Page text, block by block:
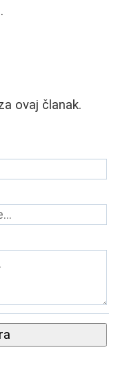
ovaj članak.